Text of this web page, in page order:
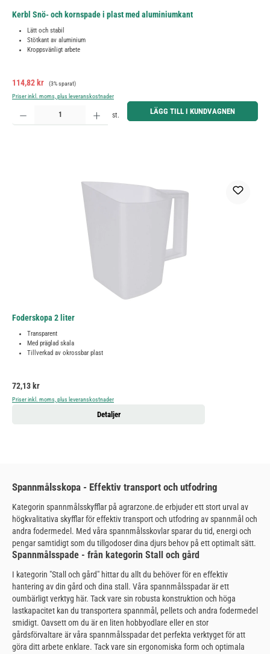
Kerbl Snö- och kornspade i plast med aluminiumkant
Lätt och stabil
Stötkant av aluminium
Kroppsvänligt arbete
Försäljningspris:
114,82 kr Ordinarie pris:
(3% sparat)
Priser inkl. moms, plus leveranskostnader
Produktkvantitet: Ange önskat belopp eller använd knapparna för att öka eller minska kvantiteten.
st. LÄGG TILL I KUNDVAGNEN
Foderskopa 2 liter
Transparent
Med präglad skala
Tillverkad av okrossbar plast
Ordinarie pris:
72,13 kr
Priser inkl. moms, plus leveranskostnader
Detaljer
Spannmålsskopa - Effektiv transport och utfodring
Kategorin spannmålsskyfflar på agrarzone.de erbjuder ett stort urval av
högkvalitativa skyfflar för effektiv transport och utfodring av spannmål och
andra fodermedel. Med våra spannmålsskovlar sparar du tid, energi och
pengar samtidigt som du tillgodoser dina djurs behov på ett optimalt sätt.
Spannmålsspade - från kategorin Stall och gård
I kategorin "Stall och gård" hittar du allt du behöver för en effektiv
hantering av din gård och dina stall. Våra spannmålsspadar är ett
oumbärligt verktyg här. Tack vare sin robusta konstruktion och höga
lastkapacitet kan du transportera spannmål, pellets och andra fodermedel
smidigt. Oavsett om du är en liten hobbyodlare eller en stor
gårdsförvaltare är våra spannmålsspadar det perfekta verktyget för att
göra ditt arbete enklare. Tack vare sin ergonomiska form och optimala